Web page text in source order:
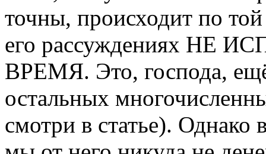
точны, происходит по
его рассуждениях НЕ
ВРЕМЯ. Это, господа,
остальных
смотри в статье). Однако